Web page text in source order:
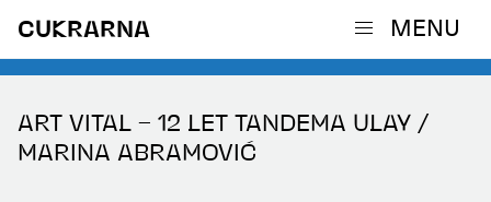
CUKRARNA MENU
ART VITAL – 12 LET TANDEMA ULAY /
MARINA ABRAMOVIĆ